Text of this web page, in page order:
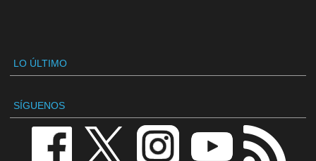
LO ÚLTIMO
SÍGUENOS